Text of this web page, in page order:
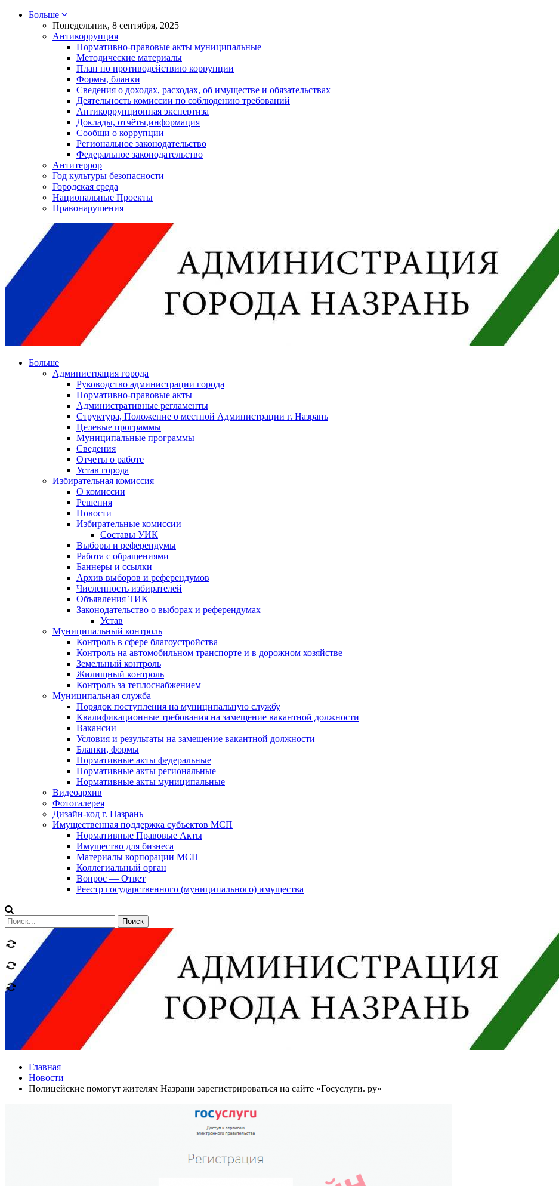
Больше
Понедельник, 8 сентября, 2025
Антикоррупция
Нормативно-правовые акты муниципальные
Методические материалы
План по противодействию коррупции
Формы, бланки
Сведения о доходах, расходах, об имуществе и обязательствах
Деятельность комиссии по соблюдению требований
Антикоррупционная экспертиза
Доклады, отчёты,информация
Сообщи о коррупции
Региональное законодательство
Федеральное законодательство
Антитеррор
Год культуры безопасности
Городская среда
Национальные Проекты
Правонарушения
Больше
Администрация города
Руководство администрации города
Нормативно-правовые акты
Административные регламенты
Структура, Положение о местной Администрации г. Назрань
Целевые программы
Муниципальные программы
Сведения
Отчеты о работе
Устав города
Избирательная комиссия
О комиссии
Решения
Новости
Избирательные комиссии
Составы УИК
Выборы и референдумы
Работа с обращениями
Баннеры и ссылки
Архив выборов и референдумов
Численность избирателей
Объявления ТИК
Законодательство о выборах и референдумах
Устав
Муниципальный контроль
Контроль в сфере благоустройства
Контроль на автомобильном транспорте и в дорожном хозяйстве
Земельный контроль
Жилищный контроль
Контроль за теплоснабжением
Муниципальная служба
Порядок поступления на муниципальную службу
Квалификационные требования на замещение вакантной должности
Вакансии
Условия и результаты на замещение вакантной должности
Бланки, формы
Нормативные акты федеральные
Нормативные акты региональные
Нормативные акты муниципальные
Видеоархив
Фотогалерея
Дизайн-код г. Назрань
Имущественная поддержка субъектов МСП
Нормативные Правовые Акты
Имущество для бизнеса
Материалы корпорации МСП
Коллегиальный орган
Вопрос — Ответ
Реестр государственного (муниципального) имущества
Сообщений
категории
Теги
Главная
Новости
Полицейские помогут жителям Назрани зарегистрироваться на сайте «Госуслуги. ру»